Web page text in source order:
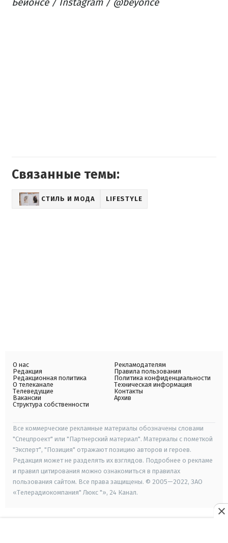
Бейонсе / Instagram / @beyonce
Связанные темы:
СТИЛЬ И МОДА LIFESTYLE
О нас
Редакция
Редакционная политика
О телеканале
Телеведущие
Вакансии
Структура собственности
Рекламодателям
Правила пользования
Политика конфиденциальности
Техническая информация
Контакты
Архив
Все коммерческие рекламные материалы обозначены словами
"Спецпроект" или "Партнерский материал". Материалы с пометкой
"Эксперт", "Позиция" отражают позицию авторов и героев.
Редакция может не разделять их взглядов. Подробнее о рекламе
и правил цитирования можно ознакомиться в правилах
пользования сайтом. Все права защищены. © 2005—2022, ЗАО
«Телерадиокомпания" Люкс "», 24 Канал.